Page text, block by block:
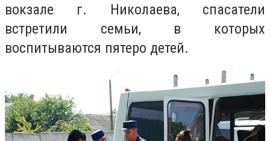
вокзале г. Николаева, спасатели
встретили семьи, в которых
воспитываются пятеро детей.